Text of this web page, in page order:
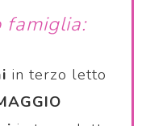
famiglia:
in terzo letto